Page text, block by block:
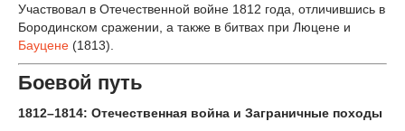
Участвовал в Отечественной войне 1812 года, отличившись в
Бородинском сражении, а также в битвах при Люцене и
Бауцене (1813).
Боевой путь
1812–1814: Отечественная война и Заграничные походы